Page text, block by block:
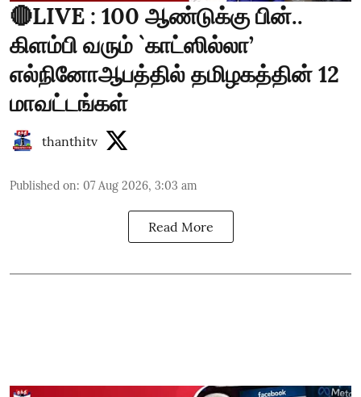
🔴LIVE : 100 ஆண்டுக்கு பின்..
கிளம்பி வரும் `காட்ஸில்லா’
எல்நினோஆபத்தில் தமிழகத்தின் 12
மாவட்டங்கள்
thanthitv
Published on: 07 Aug 2026, 3:03 am
Read More